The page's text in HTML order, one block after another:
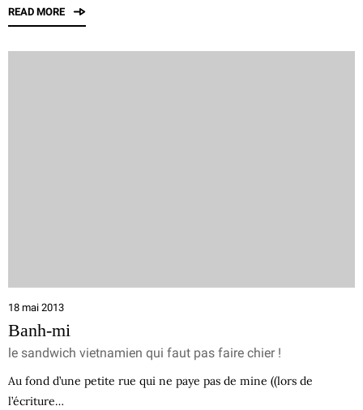
READ MORE
18 mai 2013
Banh-mi
le sandwich vietnamien qui faut pas faire chier !
Au fond d’une petite rue qui ne paye pas de mine ((lors de
l’écriture…